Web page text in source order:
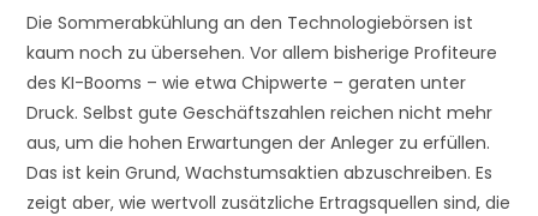
Die Sommerabkühlung an den Technologiebörsen ist
kaum noch zu übersehen. Vor allem bisherige Profiteure
des KI-Booms – wie etwa Chipwerte – geraten unter
Druck. Selbst gute Geschäftszahlen reichen nicht mehr
aus, um die hohen Erwartungen der Anleger zu erfüllen.
Das ist kein Grund, Wachstumsaktien abzuschreiben. Es
zeigt aber, wie wertvoll zusätzliche Ertragsquellen sind, die